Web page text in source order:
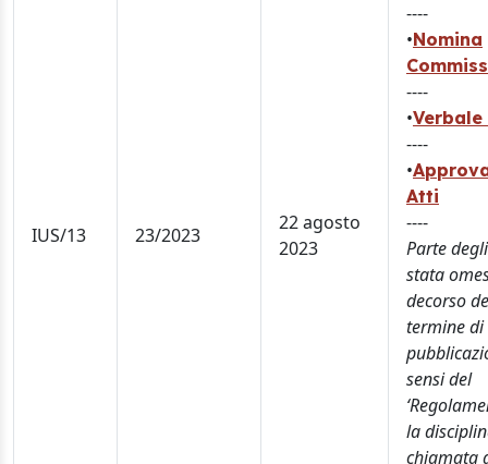
IUS/13 23/2023
22 agosto
2023
----
•Nomina
----
•Verbale
----
•
Atti
----
Parte
stata
decorso
termine di
sensi del
la
chiamata